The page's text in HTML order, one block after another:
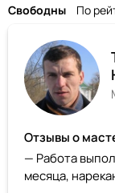
Свободны По
Отзывы о
— Работа
месяца,